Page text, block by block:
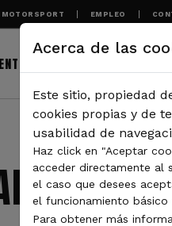
MOTORSPORT EMPLEO
DE
Acerca de las
Este sitio, propiedad
cookies propias y de
usabilidad de
Haz click en "Aceptar
acceder directamente al
el caso que desees
el funcionamiento
Para obtener más